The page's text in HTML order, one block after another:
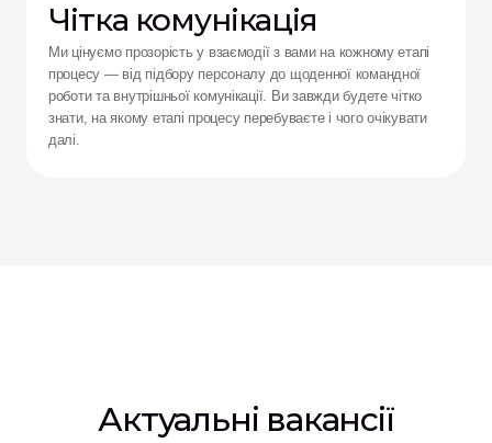
Чітка комунікація
Ми цінуємо прозорість у взаємодії з вами на кожному етапі
процесу — від підбору персоналу до щоденної командної
роботи та внутрішньої комунікації. Ви завжди будете чітко
знати, на якому етапі процесу перебуваєте і чого очікувати
далі.
Актуальні вакансії